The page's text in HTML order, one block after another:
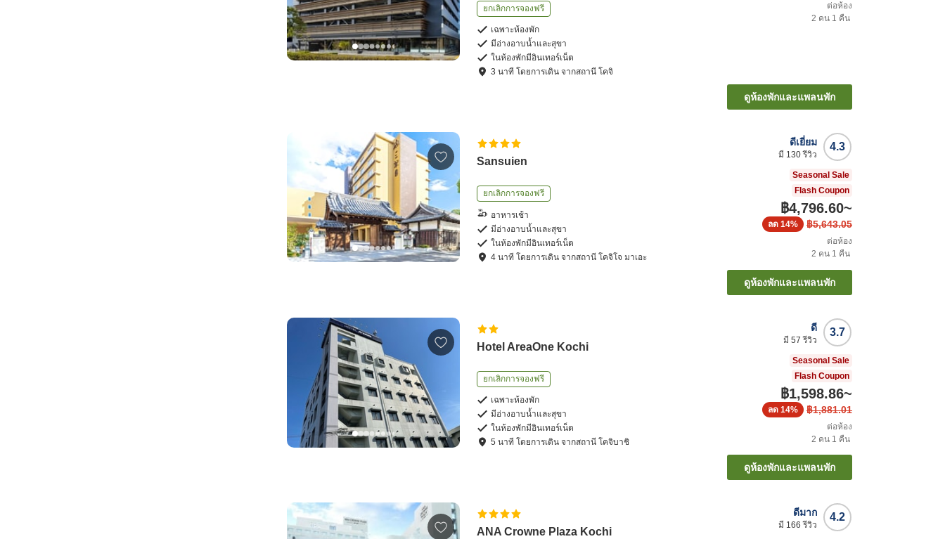
ยกเลิกการจองฟรี
เฉพาะห้องพัก
มีอ่างอาบน้ำและสุขา
ในห้องพักมีอินเทอร์เน็ต
3 นาที โดยการเดิน จากสถานี โคจิ
ต่อห้อง
2 คน 1 คืน
ดูห้องพักและแพลนพัก
Sansuien
ยกเลิกการจองฟรี
อาหารเช้า
มีอ่างอาบน้ำและสุขา
ในห้องพักมีอินเทอร์เน็ต
4 นาที โดยการเดิน จากสถานี โคจิโจ มาเอะ
4.3
ดีเยี่ยม
มี 130รีวิว
Seasonal Sale
Flash Coupon
฿4,796.60~
฿5,643.05
ลด 14%
ต่อห้อง
2 คน 1 คืน
ดูห้องพักและแพลนพัก
Hotel AreaOne Kochi
ยกเลิกการจองฟรี
เฉพาะห้องพัก
มีอ่างอาบน้ำและสุขา
ในห้องพักมีอินเทอร์เน็ต
5 นาที โดยการเดิน จากสถานี โคจิบาชิ
3.7
ดี
มี 57 รีวิว
Seasonal Sale
Flash Coupon
฿1,598.86~
฿1,881.01
ลด 14%
ต่อห้อง
2 คน 1 คืน
ดูห้องพักและแพลนพัก
ANA Crowne Plaza Kochi
4.2
ดีมาก
มี 166 รีวิว